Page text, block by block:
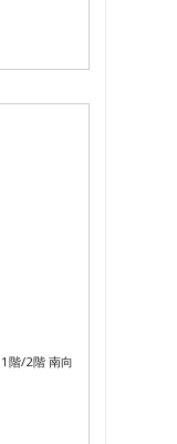
階/2階 南向